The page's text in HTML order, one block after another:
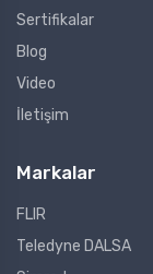
Sertifikalar
Blog
Video
İletişim
Markalar
FLIR
Teledyne DALSA